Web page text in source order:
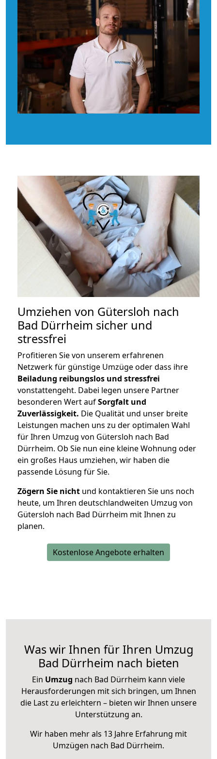
Umziehen von Gütersloh nach
Bad Dürrheim sicher und
stressfrei
Profitieren Sie von unserem erfahrenen
Netzwerk für günstige Umzüge oder dass ihre
Beiladung reibungslos und stressfrei
vonstattengeht. Dabei legen unsere Partner
besonderen Wert aufSorgfalt und
Zuverlässigkeit. Die Qualität und unser breite
Leistungen machen uns zu der optimalen Wahl
für Ihren Umzug von Gütersloh nach Bad
Dürrheim. Ob Sie nun eine kleine Wohnung oder
ein großes Haus umziehen, wir haben die
passende Lösung für Sie.
Zögern Sie nicht und kontaktieren Sie uns noch
heute, um Ihren deutschlandweiten Umzug von
Gütersloh nach Bad Dürrheim mit Ihnen zu
planen.
Kostenlose Angebote erhalten
Was wir Ihnen für Ihren Umzug
Bad Dürrheim nach bieten
Ein Umzug nach Bad Dürrheim kann viele
Herausforderungen mit sich bringen, um Ihnen
die Last zu erleichtern – bieten wir Ihnen unsere
Unterstützung an.
Wir haben mehr als 13 Jahre Erfahrung mit
Umzügen nach Bad Dürrheim.